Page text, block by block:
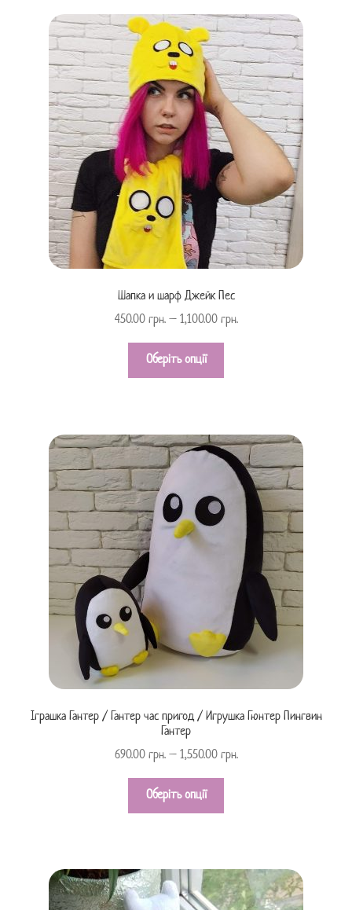
Шапка и шарф Джейк Пес
450.00 грн.– 1,100.00 грн.
Оберіть опції
Іграшка Гантер / Гантер час пригод / Игрушка Гюнтер Пингвин
Гантер
690.00 грн.– 1,550.00 грн.
Оберіть опції